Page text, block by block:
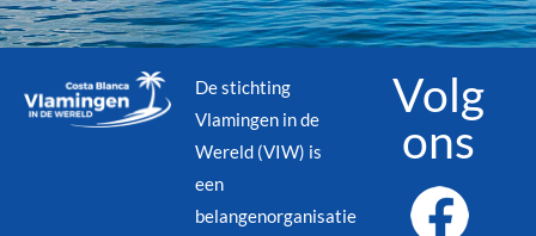
De stichting
Vlamingen in de
Wereld (VIW) is
een
belangenorganisatie
Volg
ons